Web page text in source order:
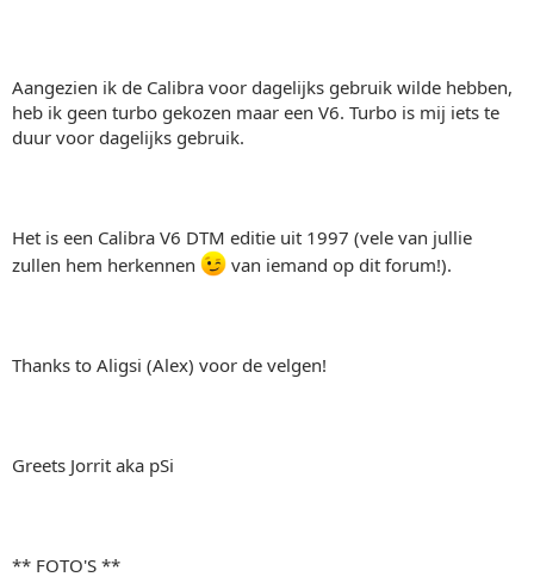
Aangezien ik de Calibra voor dagelijks gebruik wilde hebben,
heb ik geen turbo gekozen maar een V6. Turbo is mij iets te
duur voor dagelijks gebruik.
Het is een Calibra V6 DTM editie uit 1997 (vele van jullie
zullen hem herkennen
van iemand op dit forum!).
Thanks to Aligsi (Alex) voor de velgen!
Greets Jorrit aka pSi
** FOTO'S **